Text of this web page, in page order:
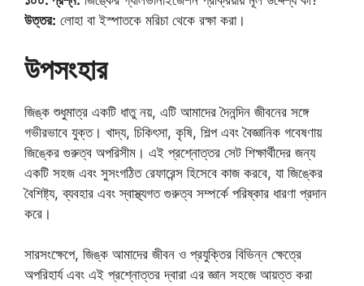
উত্তর: লোহা বা ইস্পাতকে মরিচা থেকে রক্ষা করা।
উপসংহার
জিঙ্ক শুধুমাত্র একটি ধাতু নয়, এটি আমাদের দৈনন্দিন জীবনের সঙ্গে
গভীরভাবে যুক্ত। খাদ্য, চিকিৎসা, কৃষি, শিল্প এবং বৈজ্ঞানিক গবেষণায়
জিঙ্কের গুরুত্ব অপরিসীম। এই প্রশ্নোত্তর সেট শিক্ষার্থীদের জন্য
একটি সহজ এবং সুসংগঠিত রেফারেন্স হিসেবে কাজ করবে, যা জিঙ্কের
বৈশিষ্ট্য, ব্যবহার এবং স্বাস্থ্যগত গুরুত্ব সম্পর্কে পরিষ্কার ধারণা প্রদান
করে।
সারসংক্ষেপে, জিঙ্ক আমাদের জীবন ও প্রযুক্তির বিভিন্ন ক্ষেত্রে
অপরিহার্য এবং এই প্রশ্নোত্তর দ্বারা এর জ্ঞান সহজে আয়ত্ত করা